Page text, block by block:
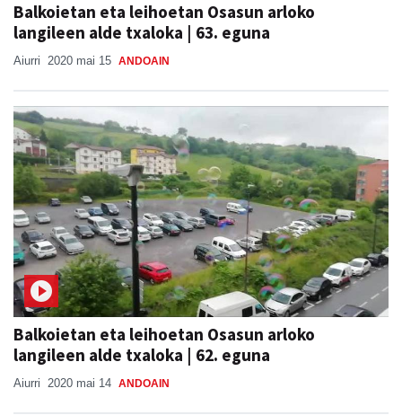
Balkoietan eta leihoetan Osasun arloko
langileen alde txaloka | 63. eguna
Aiurri 2020 mai 15 ANDOAIN
Balkoietan eta leihoetan Osasun arloko
langileen alde txaloka | 62. eguna
Aiurri 2020 mai 14 ANDOAIN